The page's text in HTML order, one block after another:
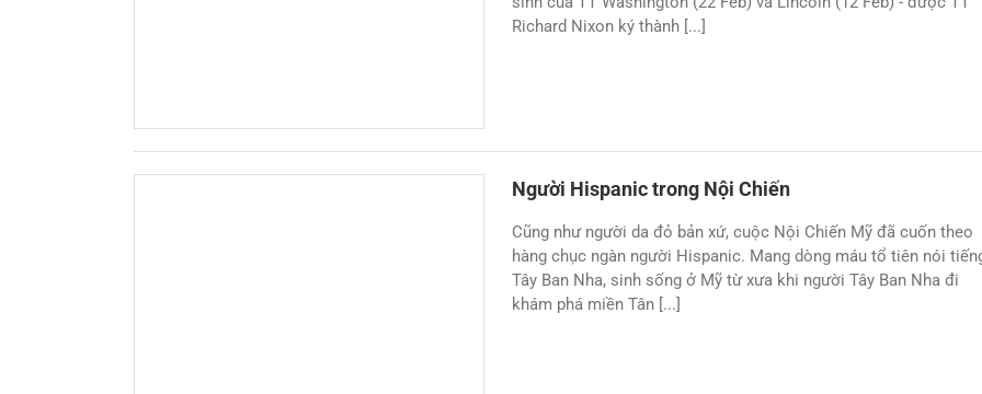
Richard Nixon ký thành [...]
Người Hispanic trong Nội Chiến
Cũng như người da đỏ bản xứ, cuộc Nội Chiến Mỹ đã cuốn theo
hàng chục ngàn người Hispanic. Mang dòng máu tổ tiên nói
Tây Ban Nha, sinh sống ở Mỹ từ xưa khi người Tây Ban Nha đi
khám phá miền Tân [...]